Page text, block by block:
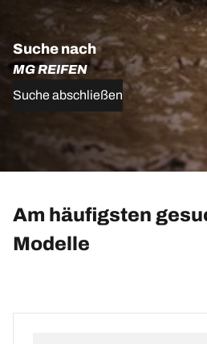
Suche nach
MG REIFEN
Suche abschließen
Am häufigsten
Modelle